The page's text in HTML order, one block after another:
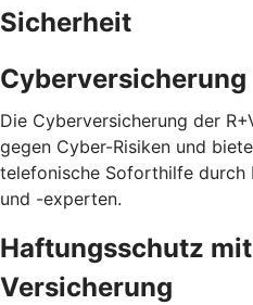
Sicherheit
Cyberversicherung
Die Cyberversicherung der
gegen Cyber-Risiken und
telefonische Soforthilfe durch
und -experten.
Haftungsschutz
Versicherung